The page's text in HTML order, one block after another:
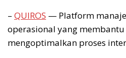
– QUIROS — Platform
operasional yang
mengoptimalkan proses